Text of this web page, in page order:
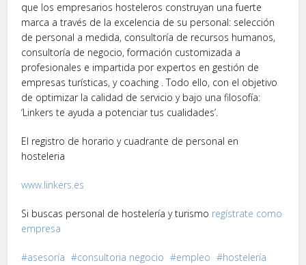
que los empresarios hosteleros construyan una fuerte
marca a través de la excelencia de su personal: selección
de personal a medida, consultoría de recursos humanos,
consultoría de negocio, formación customizada a
profesionales e impartida por expertos en gestión de
empresas turísticas, y coaching . Todo ello, con el objetivo
de optimizar la calidad de servicio y bajo una filosofía:
‘Linkers te ayuda a potenciar tus cualidades’.
El registro de horario y cuadrante de personal en
hosteleria
www.linkers.es
Si buscas personal de hostelería y turismo regístrate como
empresa
asesoría consultoria negocio empleo
hostelería